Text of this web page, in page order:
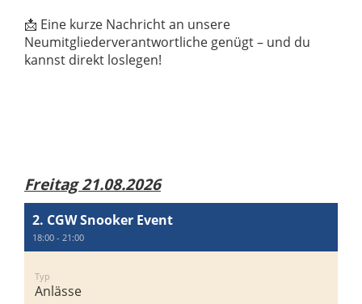
📩 Eine kurze Nachricht an unsere
Neumitgliederverantwortliche genügt – und du
kannst direkt loslegen!
Freitag 21.08.2026
2. CGW Snooker Event
18:00 - 21:00
Typ
Anlässe